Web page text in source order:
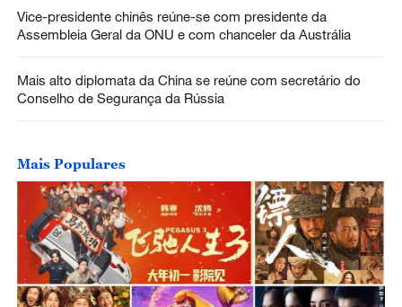
Vice-presidente chinês reúne-se com presidente da
Assembleia Geral da ONU e com chanceler da Austrália
Mais alto diplomata da China se reúne com secretário do
Conselho de Segurança da Rússia
Mais Populares